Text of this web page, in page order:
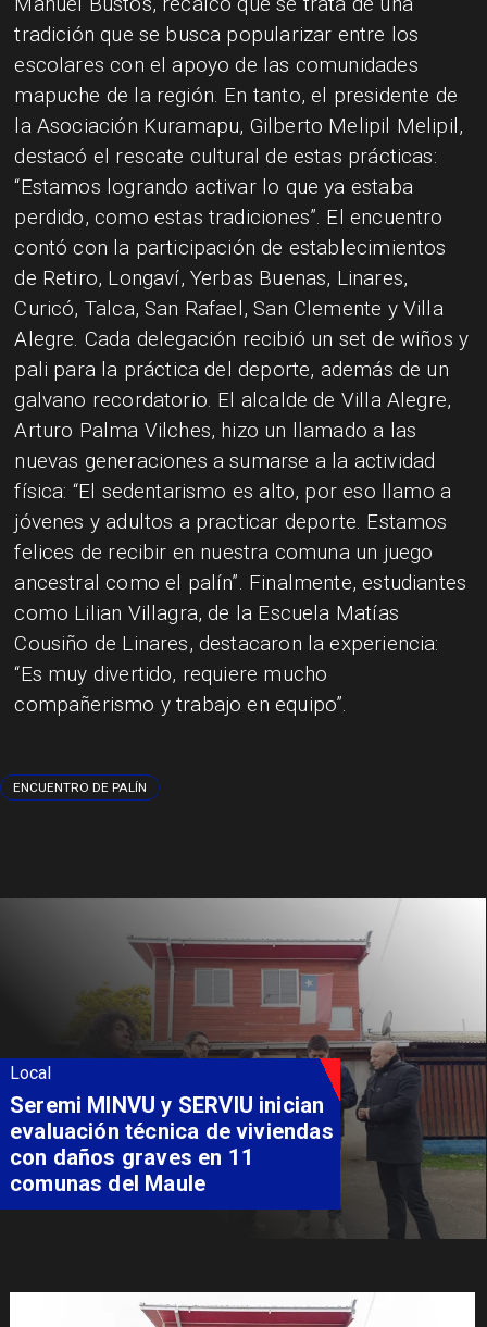
tradición que se busca popularizar entre los
escolares con el apoyo de las comunidades
mapuche de la región. En tanto, el presidente de
la Asociación Kuramapu, Gilberto Melipil Melipil,
destacó el rescate cultural de estas prácticas:
“Estamos logrando activar lo que ya estaba
perdido, como estas tradiciones”. El encuentro
contó con la participación de establecimientos
de Retiro, Longaví, Yerbas Buenas, Linares,
Curicó, Talca, San Rafael, San Clemente y Villa
Alegre. Cada delegación recibió un set de wiños y
pali para la práctica del deporte, además de un
galvano recordatorio. El alcalde de Villa Alegre,
Arturo Palma Vilches, hizo un llamado a las
nuevas generaciones a sumarse a la actividad
física: “El sedentarismo es alto, por eso llamo a
jóvenes y adultos a practicar deporte. Estamos
felices de recibir en nuestra comuna un juego
ancestral como el palín”. Finalmente, estudiantes
como Lilian Villagra, de la Escuela Matías
Cousiño de Linares, destacaron la experiencia:
“Es muy divertido, requiere mucho
compañerismo y trabajo en equipo”.
ENCUENTRO DE PALÍN
Local
Fondo Orasmi entrega apoyo a
familia de Romeral para
costear alimentación
especializada de niño con
Síndrome de Intestino Corto